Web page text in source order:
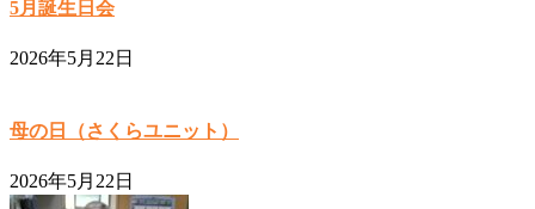
5月誕生日会
2026年5月22日
母の日（さくらユニット）
2026年5月22日